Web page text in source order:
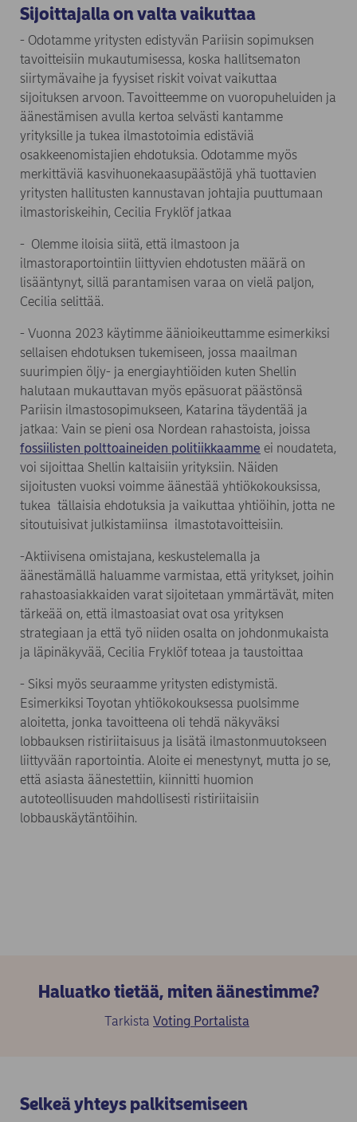
Sijoittajalla on valta vaikuttaa
- Odotamme yritysten edistyvän Pariisin sopimuksen
tavoitteisiin mukautumisessa, koska hallitsematon
siirtymävaihe ja fyysiset riskit voivat vaikuttaa
sijoituksen arvoon. Tavoitteemme on vuoropuheluiden ja
äänestämisen avulla kertoa selvästi kantamme
yrityksille ja tukea ilmastotoimia edistäviä
osakkeenomistajien ehdotuksia. Odotamme myös
merkittäviä kasvihuonekaasupäästöjä yhä tuottavien
yritysten hallitusten kannustavan johtajia puuttumaan
ilmastoriskeihin, Cecilia Fryklöf jatkaa
- Olemme iloisia siitä, että ilmastoon ja
ilmastoraportointiin liittyvien ehdotusten määrä on
lisääntynyt, sillä parantamisen varaa on vielä paljon,
Cecilia selittää.
- Vuonna 2023 käytimme äänioikeuttamme esimerkiksi
sellaisen ehdotuksen tukemiseen, jossa maailman
suurimpien öljy- ja energiayhtiöiden kuten Shellin
halutaan mukauttavan myös epäsuorat päästönsä
Pariisin ilmastosopimukseen, Katarina täydentää ja
jatkaa: Vain se pieni osa Nordean rahastoista, joissa
fossiilisten polttoaineiden politiikkaamme (opens in new
ei noudateta,
voi sijoittaa Shellin kaltaisiin yrityksiin. Näiden
sijoitusten vuoksi voimme äänestää yhtiökokouksissa,
tukea tällaisia ehdotuksia ja vaikuttaa yhtiöihin, jotta ne
sitoutuisivat julkistamiinsa ilmastotavoitteisiin.
-Aktiivisena omistajana, keskustelemalla ja
äänestämällä haluamme varmistaa, että yritykset, joihin
rahastoasiakkaiden varat sijoitetaan ymmärtävät, miten
tärkeää on, että ilmastoasiat ovat osa yrityksen
strategiaan ja että työ niiden osalta on johdonmukaista
ja läpinäkyvää, Cecilia Fryklöf toteaa ja taustoittaa
- Siksi myös seuraamme yritysten edistymistä.
Esimerkiksi Toyotan yhtiökokouksessa puolsimme
aloitetta, jonka tavoitteena oli tehdä näkyväksi
lobbauksen ristiriitaisuus ja lisätä ilmastonmuutokseen
liittyvään raportointia. Aloite ei menestynyt, mutta jo se,
että asiasta äänestettiin, kiinnitti huomion
autoteollisuuden mahdollisesti ristiriitaisiin
lobbauskäytäntöihin.
Haluatko tietää, miten äänestimme?
Tarkista Voting Portalista
Selkeä yhteys palkitsemiseen